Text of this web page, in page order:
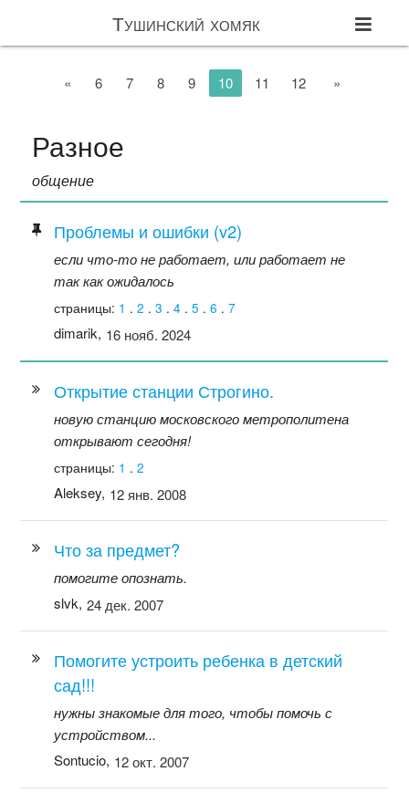
Тушинский хомяк
« 6 7 8 9 10 11 12 »
Разное
общение
Проблемы и ошибки (v2)
если что-то не работает, или работает не
так как ожидалось
страницы: 1 .2 .3 .4 .5 .6 .7
dimarik, 16 нояб. 2024
Открытие станции Строгино.
новую станцию московского метрополитена
открывают сегодня!
страницы: 1 .2
Aleksey, 12 янв. 2008
Что за предмет?
помогите опознать.
slvk, 24 дек. 2007
Помогите устроить ребенка в детский
сад!!!
нужны знакомые для того, чтобы помочь с
устройством...
Sontucio, 12 окт. 2007